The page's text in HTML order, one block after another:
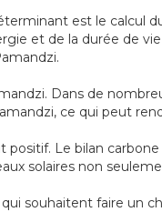
est le calcul
et de la durée de
Dans de
ce qui peut
Le bilan
solaires non
souhaitent faire un